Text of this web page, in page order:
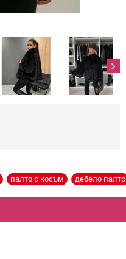
палто с косъм дебело палто